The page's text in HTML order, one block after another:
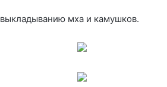
мха и камушков.